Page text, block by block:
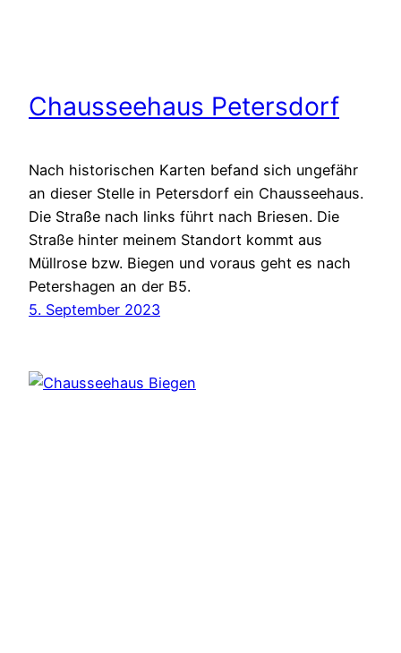
Chausseehaus Petersdorf
Nach historischen Karten befand sich ungefähr
an dieser Stelle in Petersdorf ein Chausseehaus.
Die Straße nach links führt nach Briesen. Die
Straße hinter meinem Standort kommt aus
Müllrose bzw. Biegen und voraus geht es nach
Petershagen an der B5.
5. September 2023